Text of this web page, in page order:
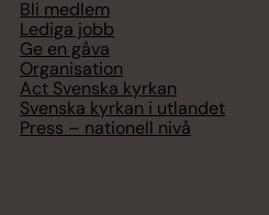
Bli medlem
Lediga jobb
Ge en gåva
Organisation
Act Svenska kyrkan
Svenska kyrkan i utlandet
Press – nationell nivå